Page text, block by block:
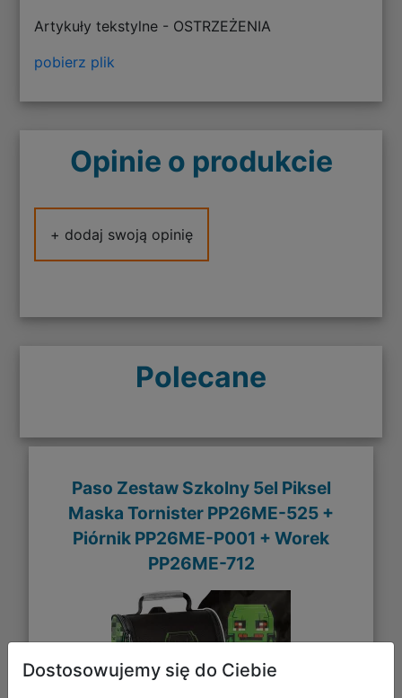
Artykuły tekstylne - OSTRZEŻENIA
pobierz plik
Opinie o produkcie
+ dodaj swoją opinię
Polecane
Paso Zestaw Szkolny 5el Piksel
Maska Tornister PP26ME-525 +
Piórnik PP26ME-P001 + Worek
PP26ME-712
Dostosowujemy się do Ciebie